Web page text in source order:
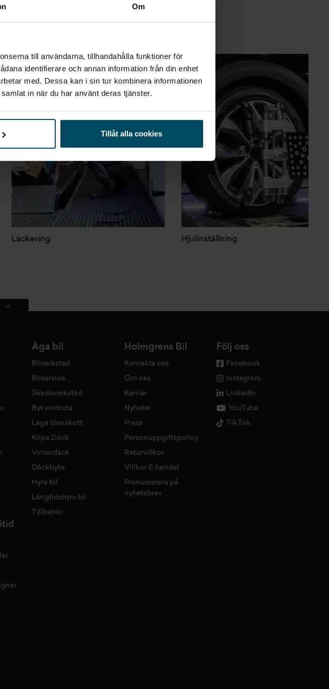
Om
till användarna, tillhandahålla funktioner för
identifierare och annan information från din enhet
med. Dessa kan i sin tur kombinera informationen
in när du har använt deras tjänster.
Tillåt alla cookies
Hjulinställning
Äga bil
Bilverkstad
Bilservice
Skadeverkstad
Byt vindruta
Laga stenskott
Köpa Däck
Vinterdäck
Däckbyte
Hyra bil
Långtidshyra bil
Tillbehör
Holmgrens Bil
Kontakta oss
Om oss
Karriär
Nyheter
Press
Personuppgiftspolicy
Returvillkor
Villkor E-handel
Prenumerera på
nyhetsbrev
Följ oss
Facebook
Instagram
LinkedIn
YouTube
TikTok